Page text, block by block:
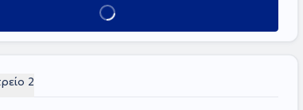
Κλείσε ραντεβού
2